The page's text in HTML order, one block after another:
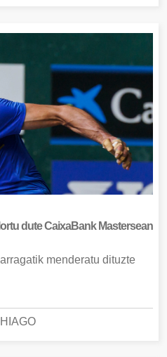
dute CaixaBank Mastersean
menderatu dituzte